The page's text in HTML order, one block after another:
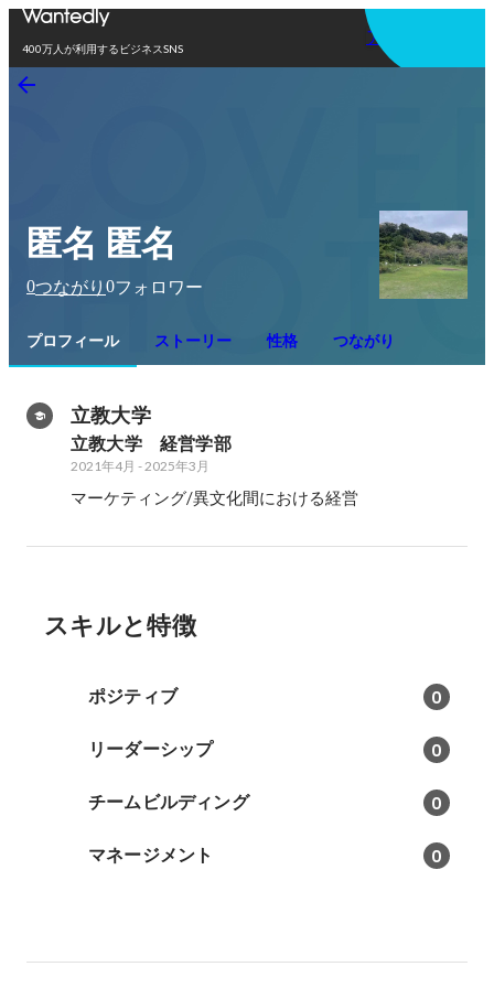
400万人が利用するビジネスSNS
アプリを使う
匿名 匿名
0つながり 0フォロワー
プロフィール ストーリー 性格 つながり
立教大学
立教大学　経営学部
2021年4月 -2025年3月
マーケティング/異文化間における経営
スキルと特徴
ポジティブ 0
リーダーシップ 0
チームビルディング 0
マネージメント 0